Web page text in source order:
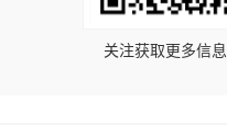
关注获取更多信息